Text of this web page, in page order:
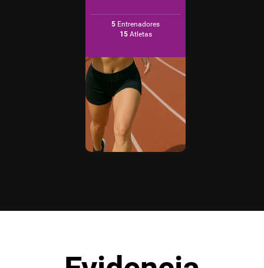
5 Entrenadores
15Atletas